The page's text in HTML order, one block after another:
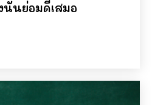
นั้นย่อมดีเสมอ